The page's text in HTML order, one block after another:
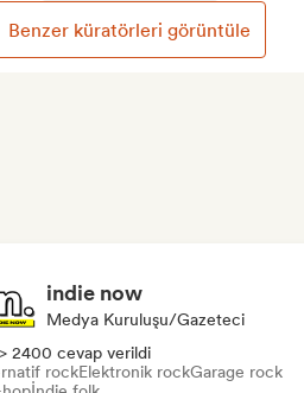
Benzer küratörleri görüntüle
indie now
Medya Kuruluşu/Gazeteci
2400 cevap verildi
rockElektronik rockGarage rock